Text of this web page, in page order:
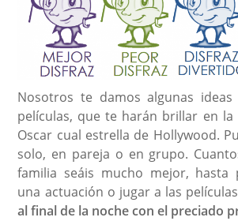
Nosotros te damos algunas
películas, que te harán brillar en la
Oscar cual estrella de Hollywood.
solo, en pareja o en grupo.
familia seáis mucho mejor, hasta
una actuación o jugar a las
al final de la noche con el preciado